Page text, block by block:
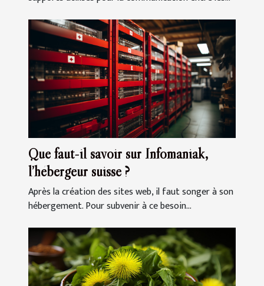
Que faut-il savoir sur Infomaniak,
l’hébergeur suisse ?
Après la création des sites web, il faut songer à son
hébergement. Pour subvenir à ce besoin...